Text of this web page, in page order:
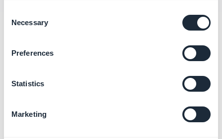
Selection
Necessary
Preferences
Statistics
Marketing